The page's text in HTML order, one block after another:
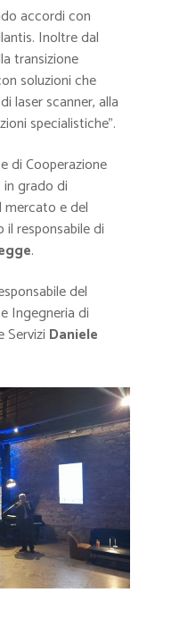
accordi con
Inoltre dal
transizione
soluzioni che
laser scanner, alla
specialistiche”.
di Cooperazione
grado di
mercato e del
responsabile di
.
del
Ingegneria di
Servizi Daniele